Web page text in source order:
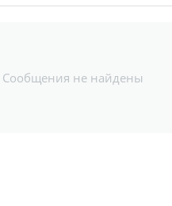
Сообщения не найдены